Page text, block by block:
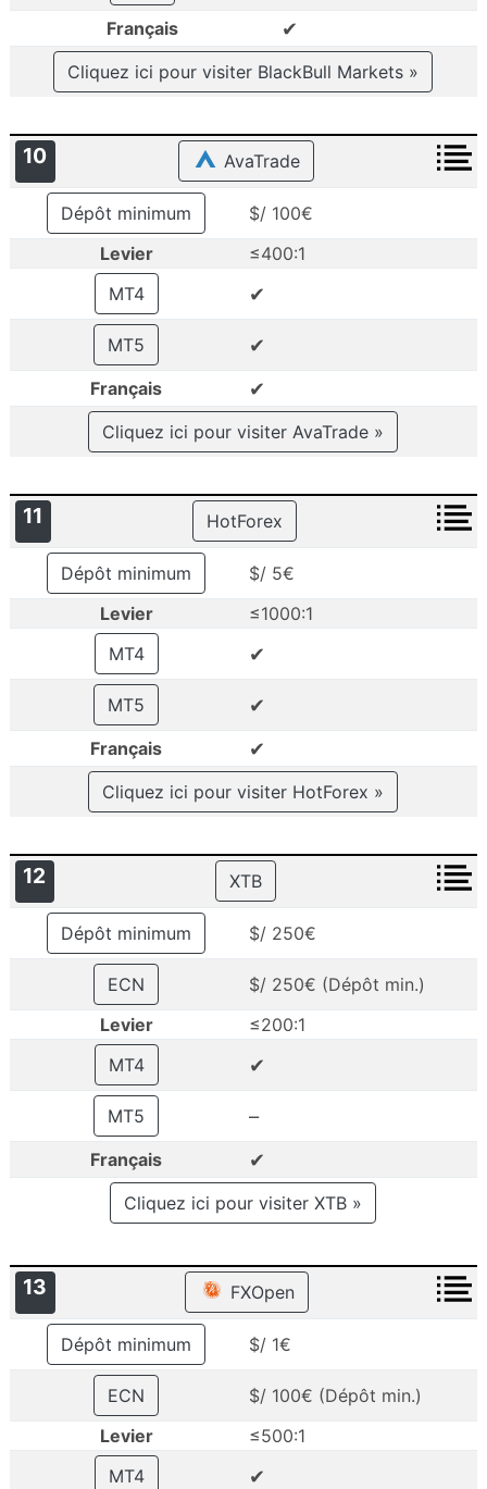
Français ✔
Cliquez ici pour visiter BlackBull Markets »
10 AvaTrade
Dépôt minimum
$/ 100€
Levier
≤400:1
MT4
✔
MT5 ✔
Français ✔
Cliquez ici pour visiter AvaTrade »
11 HotForex
Dépôt minimum
$/ 5€
Levier
≤1000:1
MT4
✔
MT5 ✔
Français ✔
Cliquez ici pour visiter HotForex »
12 XTB
Dépôt minimum $/ 250€
ECN
$/ 250€ (Dépôt min.)
Levier
≤200:1
MT4
✔
MT5 –
Français ✔
Cliquez ici pour visiter XTB »
13 FXOpen
Dépôt minimum $/ 1€
ECN
$/ 100€ (Dépôt min.)
Levier
≤500:1
MT4
✔